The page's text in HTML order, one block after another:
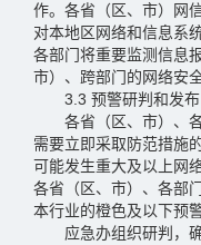
作。各省（区、市）网
对本地区网络和信息系
各部门将重要监测信息
市）、跨部门的网络安
3.3 预警研判和发布
各省（区、市）、各
需要立即采取防范措施
可能发生重大及以上网
各省（区、市）、各部
本行业的橙色及以下预警
应急办组织研判，确